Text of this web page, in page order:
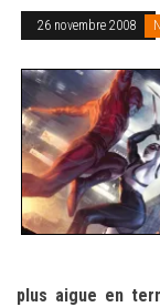
26 novembre 2008
plus aigue en